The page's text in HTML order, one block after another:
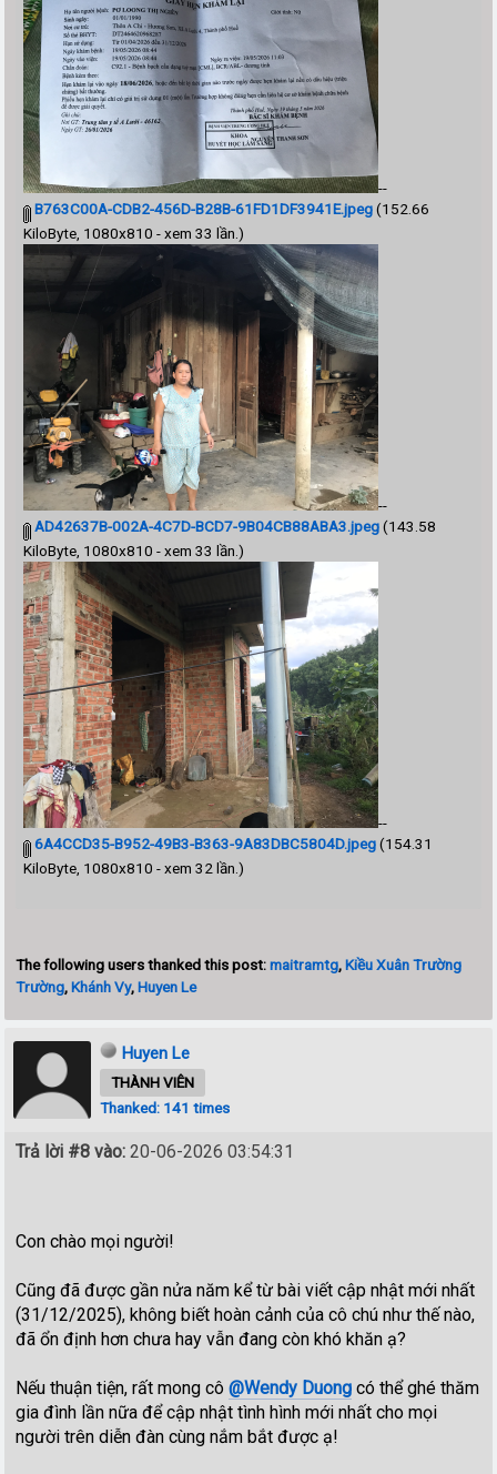
--
B763C00A-CDB2-456D-B28B-61FD1DF3941E.jpeg(152.66
KiloByte, 1080x810 - xem 33 lần.)
--
AD42637B-002A-4C7D-BCD7-9B04CB88ABA3.jpeg(143.58
KiloByte, 1080x810 - xem 33 lần.)
--
6A4CCD35-B952-49B3-B363-9A83DBC5804D.jpeg(154.31
KiloByte, 1080x810 - xem 32 lần.)
The following users thanked this post:maitramtg,Kiều Xuân Trường
Trường,Khánh Vy,Huyen Le
Huyen Le
THÀNH VIÊN
Thanked: 141 times
Trả lời #8 vào: 20-06-2026 03:54:31
Con chào mọi người!
Cũng đã được gần nửa năm kể từ bài viết cập nhật mới nhất
(31/12/2025), không biết hoàn cảnh của cô chú như thế nào,
đã ổn định hơn chưa hay vẫn đang còn khó khăn ạ?
Nếu thuận tiện, rất mong cô@Wendy Duong có thể ghé thăm
gia đình lần nữa để cập nhật tình hình mới nhất cho mọi
người trên diễn đàn cùng nắm bắt được ạ!